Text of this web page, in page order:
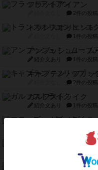
フラットアイアン
2件の投稿
トランスオリエント
1件の投稿
アンブッシュ！：ム
紹介文あり 1件の投稿
キャプテン・フリ
2件の投稿
ガルフストライク
紹介文あり 1件の投稿
エコーズ・オブ・タ